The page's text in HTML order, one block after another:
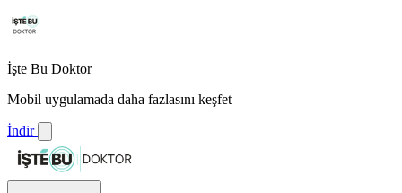
İşte Bu Doktor
Mobil uygulamada daha fazlasını keşfet
İndir